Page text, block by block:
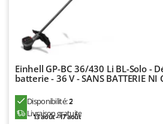
Oliviero
Olix
OMA
Omas
Ooni
Einhell GP-BC 36/430 Li BL-Solo -
batterie - 36 V - SANS BATTERIE NI
Disponibilité:2
Livraison gratuite
13 août - 17 août